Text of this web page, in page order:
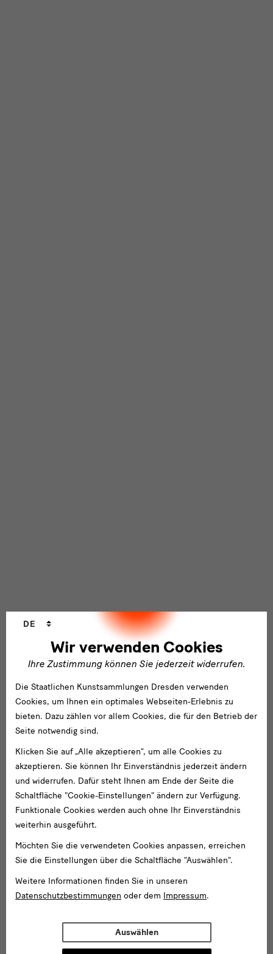
Wir verwenden Cookies
Ihre Zustimmung können Sie jederzeit widerrufen.
DE
Die Staatlichen Kunstsammlungen Dresden verwenden
Cookies, um Ihnen ein optimales Webseiten-Erlebnis zu
bieten. Dazu zählen vor allem Cookies, die für den Betrieb der
Seite notwendig sind.
Klicken Sie auf „Alle akzeptieren“, um alle Cookies zu
akzeptieren. Sie können Ihr Einverständnis jederzeit ändern
und widerrufen. Dafür steht Ihnen am Ende der Seite die
Schaltfläche "Cookie-Einstellungen" ändern zur Verfügung.
Funktionale Cookies werden auch ohne Ihr Einverständnis
weiterhin ausgeführt.
Möchten Sie die verwendeten Cookies anpassen, erreichen
Sie die Einstellungen über die Schaltfläche "Auswählen".
Weitere Informationen finden Sie in unseren
Datenschutzbestimmungen oder dem Impressum.
Auswählen